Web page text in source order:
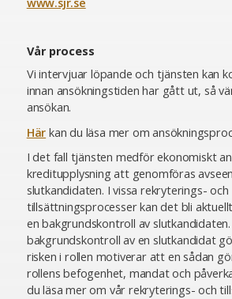
Vår process
Vi intervjuar löpande och tjänsten kan
innan ansökningstiden har gått ut, så
ansökan.
Här kan du läsa mer om
I det fall tjänsten medför ekonomiskt
kreditupplysning att genomföras
slutkandidaten. I vissa rekryterings- och
tillsättningsprocesser kan det bli
en bakgrundskontroll av slutkandidaten.
bakgrundskontroll av en slutkandidat
risken i rollen motiverar att en sådan
rollens befogenhet, mandat och
du läsa mer om vår rekryterings- och